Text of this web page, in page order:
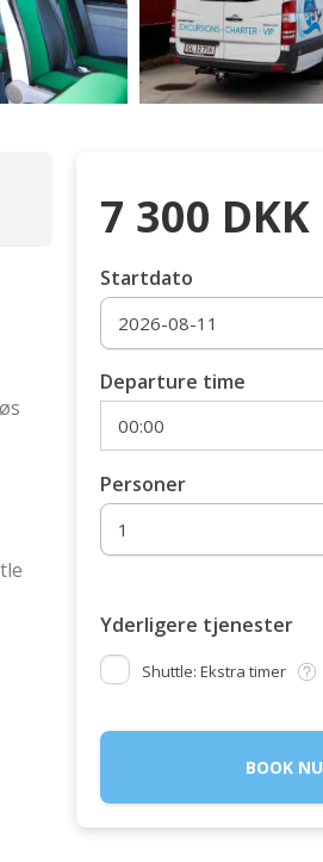
7 300 DKK
Startdato
Departure time
Personer
Yderligere tjenester
Shuttle: Ekstra timer
BOOK NU